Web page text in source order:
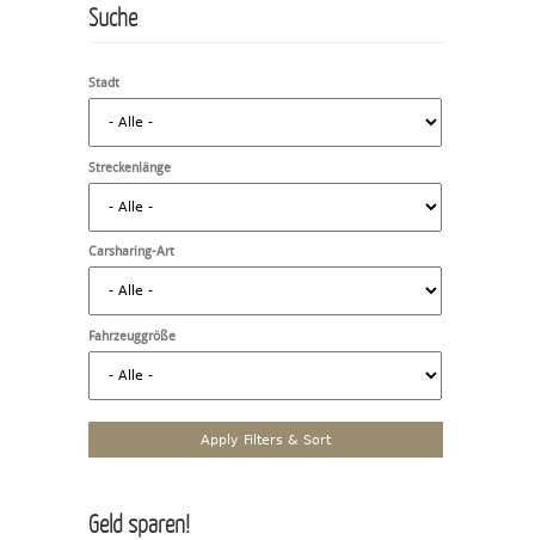
Suche
Stadt
Streckenlänge
Carsharing-Art
Fahrzeuggröße
Geld sparen!